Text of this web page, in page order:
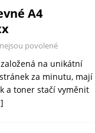
A4
povolené
na unikátní
za minutu, mají
a toner stačí vyměnit